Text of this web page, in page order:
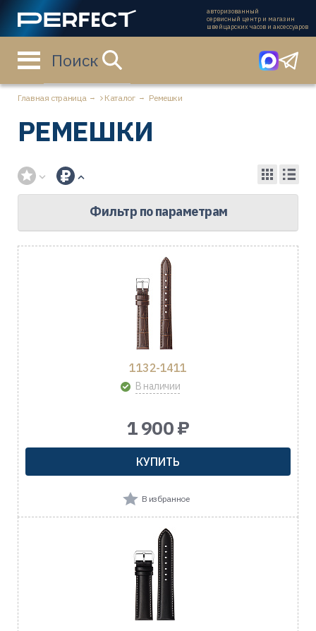
авторизованный
сервисный центр и магазин
швейцарских часов и аксессуаров
Поиск
Главная страница Каталог Ремешки
РЕМЕШКИ
Фильтр по параметрам
1132-1411
В наличии
1 900 ₽
КУПИТЬ
В избранное